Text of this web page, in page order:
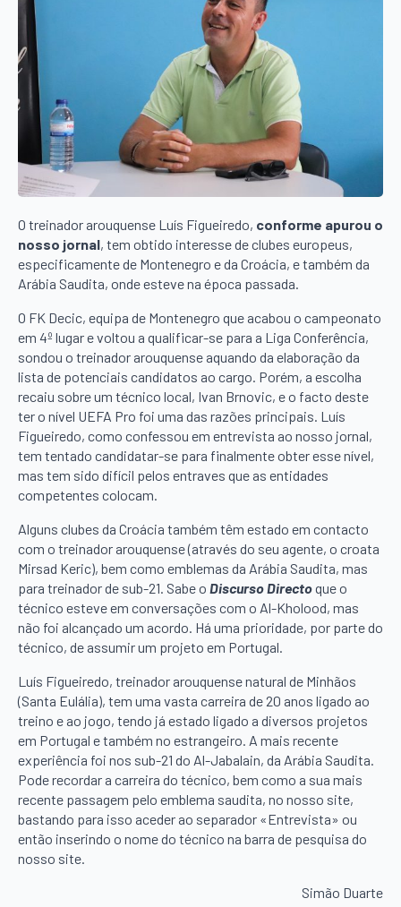
O treinador arouquense Luís Figueiredo, conforme apurou o
nosso jornal, tem obtido interesse de clubes europeus,
especificamente de Montenegro e da Croácia, e também da
Arábia Saudita, onde esteve na época passada.
O FK Decic, equipa de Montenegro que acabou o campeonato
em 4º lugar e voltou a qualificar-se para a Liga Conferência,
sondou o treinador arouquense aquando da elaboração da
lista de potenciais candidatos ao cargo. Porém, a escolha
recaiu sobre um técnico local, Ivan Brnovic, e o facto deste
ter o nível UEFA Pro foi uma das razões principais. Luís
Figueiredo, como confessou em entrevista ao nosso jornal,
tem tentado candidatar-se para finalmente obter esse nível,
mas tem sido difícil pelos entraves que as entidades
competentes colocam.
Alguns clubes da Croácia também têm estado em contacto
com o treinador arouquense (através do seu agente, o croata
Mirsad Keric), bem como emblemas da Arábia Saudita, mas
para treinador de sub-21. Sabe o Discurso Directoque o
técnico esteve em conversações com o Al-Kholood, mas
não foi alcançado um acordo. Há uma prioridade, por parte do
técnico, de assumir um projeto em Portugal.
Luís Figueiredo, treinador arouquense natural de Minhãos
(Santa Eulália), tem uma vasta carreira de 20 anos ligado ao
treino e ao jogo, tendo já estado ligado a diversos projetos
em Portugal e também no estrangeiro. A mais recente
experiência foi nos sub-21 do Al-Jabalain, da Arábia Saudita.
Pode recordar a carreira do técnico, bem como a sua mais
recente passagem pelo emblema saudita, no nosso site,
bastando para isso aceder ao separador «Entrevista» ou
então inserindo o nome do técnico na barra de pesquisa do
nosso site.
Simão Duarte